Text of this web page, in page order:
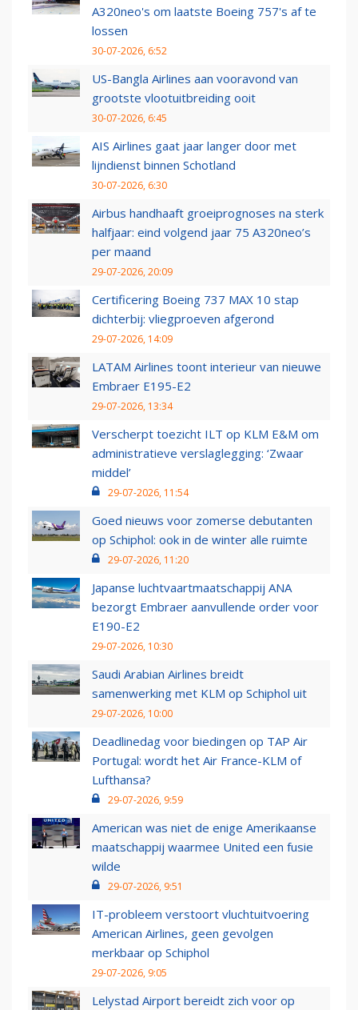
A320neo's om laatste Boeing 757's af te
lossen
30-07-2026, 6:52
US-Bangla Airlines aan vooravond van
grootste vlootuitbreiding ooit
30-07-2026, 6:45
AIS Airlines gaat jaar langer door met
lijndienst binnen Schotland
30-07-2026, 6:30
Airbus handhaaft groeiprognoses na sterk
halfjaar: eind volgend jaar 75 A320neo’s
per maand
29-07-2026, 20:09
Certificering Boeing 737 MAX 10 stap
dichterbij: vliegproeven afgerond
29-07-2026, 14:09
LATAM Airlines toont interieur van nieuwe
Embraer E195-E2
29-07-2026, 13:34
Verscherpt toezicht ILT op KLM E&M om
administratieve verslaglegging: ‘Zwaar
middel’
29-07-2026, 11:54
Goed nieuws voor zomerse debutanten
op Schiphol: ook in de winter alle ruimte
29-07-2026, 11:20
Japanse luchtvaartmaatschappij ANA
bezorgt Embraer aanvullende order voor
E190-E2
29-07-2026, 10:30
Saudi Arabian Airlines breidt
samenwerking met KLM op Schiphol uit
29-07-2026, 10:00
Deadlinedag voor biedingen op TAP Air
Portugal: wordt het Air France-KLM of
Lufthansa?
29-07-2026, 9:59
American was niet de enige Amerikaanse
maatschappij waarmee United een fusie
wilde
29-07-2026, 9:51
IT-probleem verstoort vluchtuitvoering
American Airlines, geen gevolgen
merkbaar op Schiphol
29-07-2026, 9:05
Lelystad Airport bereidt zich voor op